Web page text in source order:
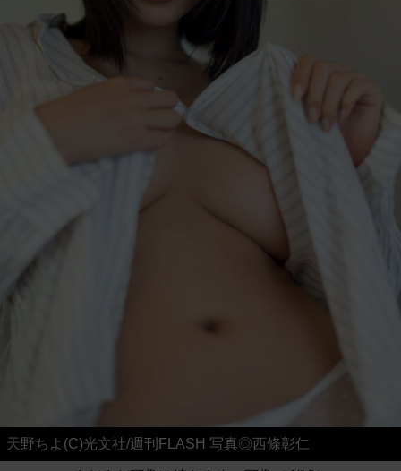
天野ちよ(C)光文社/週刊FLASH 写真◎西條彰仁